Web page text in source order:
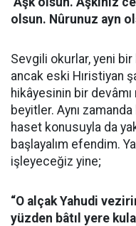
olsun. Nûrunuz ayn
Sevgili okurlar, yeni bir
ancak eski Hıristiyan
hikâyesinin bir
beyitler. Aynı
haset konusuyla da
başlayalım efendim.
işleyeceğiz yine;
“O alçak Yahudi
yüzden bâtıl yere